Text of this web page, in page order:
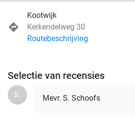
Kootwijk
Kerkendelweg 30
Routebeschrijving
Selectie van recensies
S. Mevr. S. Schoofs